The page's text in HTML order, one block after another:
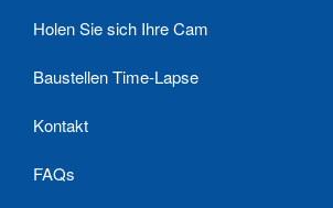
Holen Sie sich Ihre Cam
Baustellen Time-Lapse
Kontakt
FAQs